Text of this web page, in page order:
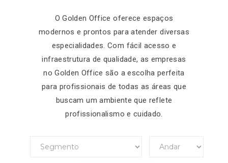
O Golden Office oferece espaços
modernos e prontos para atender diversas
especialidades. Com fácil acesso e
infraestrutura de qualidade, as empresas
no Golden Office são a escolha perfeita
para profissionais de todas as áreas que
buscam um ambiente que reflete
profissionalismo e cuidado.